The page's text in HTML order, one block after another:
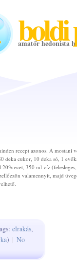
boldi
amatőr hedonista
recept azonos. A mostani
deka cukor, 10 deka só, 1
ecet, 350 ml víz
valamennyit, majd
elrakás,
) | No